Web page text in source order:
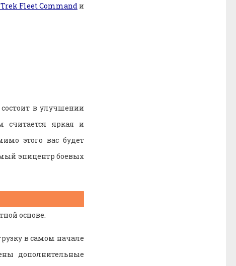
Fleet Commandи
в улучшении
считается яркая и
этого вас будет
эпицентр боевых
основе.
в самом начале
дополнительные